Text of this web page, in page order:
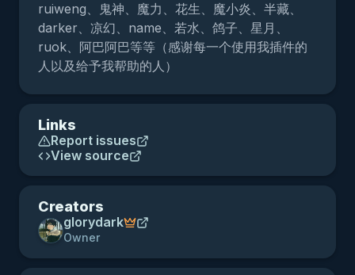
Links
Report issues
View source
Creators
glorydark
Owner
ruiweng、鬼神、魔力、花生、魔小炎、半藏、
darker、凉幻、name、若水、鸽子、星月、
ruok、阿巴阿巴等等（感谢每一个使用我插件的
人以及给予我帮助的人）